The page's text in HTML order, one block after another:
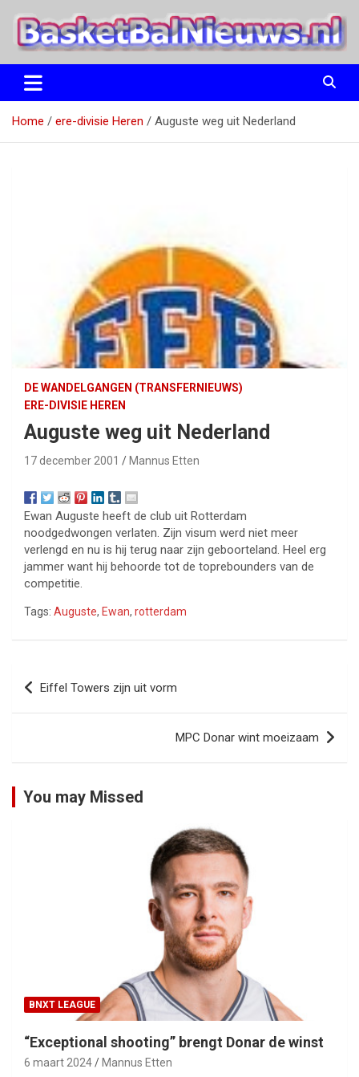
naar
BasketBalNieuws.nl
Etten
Home ere-divisie Heren Auguste weg uit Nederland
DE WANDELGANGEN (TRANSFERNIEUWS)
ERE-DIVISIE HEREN
Auguste weg uit Nederland
17 december 2001 Mannus Etten
Ewan Auguste heeft de club uit Rotterdam
noodgedwongen verlaten. Zijn visum werd niet meer
verlengd en nu is hij terug naar zijn geboorteland. Heel erg
jammer want hij behoorde tot de toprebounders van de
competitie.
Tags: Auguste, Ewan, rotterdam
Bericht
navigatie
Eiffel Towers zijn uit vorm
MPC Donar wint moeizaam
You may Missed
BNXT LEAGUE
“Exceptional shooting” brengt Donar de winst
6 maart 2024 Mannus Etten